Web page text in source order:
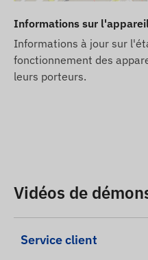
Ce dispositif
fournisseurs de
désactivé dans toute
conseillé de se
recommandons de
Les descriptions et les
Informations sur
Informations à jour sur
fonctionnement des
leurs porteurs.
Vidéos de
Service client